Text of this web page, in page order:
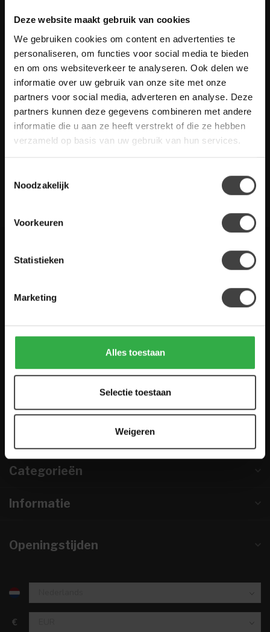
Deze website maakt gebruik van cookies
We gebruiken cookies om content en advertenties te
personaliseren, om functies voor social media te bieden
en om ons websiteverkeer te analyseren. Ook delen we
informatie over uw gebruik van onze site met onze
partners voor social media, adverteren en analyse. Deze
partners kunnen deze gegevens combineren met andere
informatie die u aan ze heeft verstrekt of die ze hebben
verzameld op basis van uw gebruik van hun services.
Noodzakelijk
Voorkeuren
Statistieken
Marketing
Alles toestaan
Selectie toestaan
Weigeren
Meer informatie
Heb je vragen over onze artikelen of jouw aankoop? Bekijk dan
de klantenservice pagina. Daar staan antwoorden op veel
gestelde vragen. Staat jouw vraag er niet tussen? Dan staat er
ook vermeld hoe je contact met ons kunt opnemen.
Klantenservice
Houten Meubel Outlet
info@houtenmeubeloutlet.nl
NL857253633B01
Categorieën
Informatie
Openingstijden
€